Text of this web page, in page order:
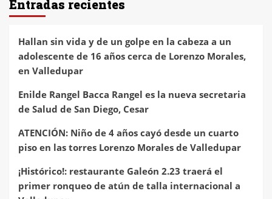
Entradas recientes
Hallan sin vida y de un golpe en la cabeza a un
adolescente de 16 años cerca de Lorenzo Morales,
en Valledupar
Enilde Rangel Bacca Rangel es la nueva secretaria
de Salud de San Diego, Cesar
ATENCIÓN: Niño de 4 años cayó desde un cuarto
piso en las torres Lorenzo Morales de Valledupar
¡Histórico!: restaurante Galeón 2.23 traerá el
primer ronqueo de atún de talla internacional a